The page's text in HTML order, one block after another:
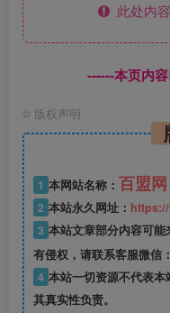
此处内容
------本页内
© 版权声明
1 本网站名称： 百盟网
2 本站永久网址：
3 本站文章部分内容可
有侵权，请联系客服微信：
4 本站一切资源不代表
其真实性负责。